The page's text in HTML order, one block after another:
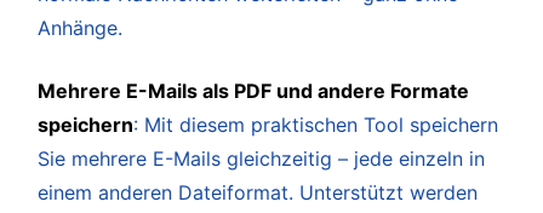
Anhänge.
Mehrere E-Mails als PDF und andere Formate
speichern: Mit diesem praktischen Tool speichern
Sie mehrere E-Mails gleichzeitig – jede einzeln in
einem anderen Dateiformat. Unterstützt werden